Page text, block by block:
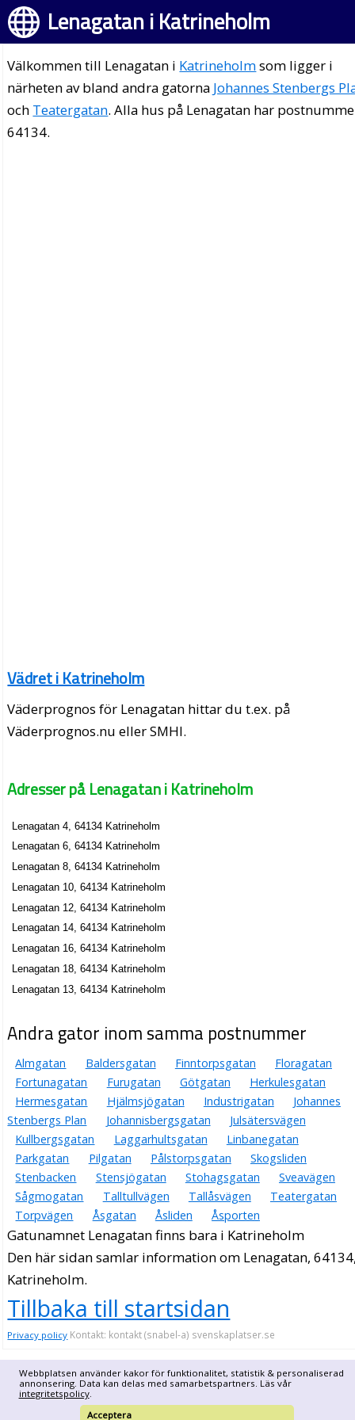
Webbplatsen använder kakor för funktionalitet, statistik & personaliserad
annonsering. Data kan delas med samarbetspartners. Läs vår
integritetspolicy.
Acceptera
Lenagatan i Katrineholm
Välkommen till Lenagatan i Katrineholmsom ligger i
närheten av bland andra gatorna Johannes Stenbergs
och Teatergatan. Alla hus på Lenagatan har
64134.
Vädret i Katrineholm
Väderprognos för Lenagatan hittar du t.ex. på
Väderprognos.nu eller SMHI.
Adresser på Lenagatan i Katrineholm
Lenagatan 4, 64134 Katrineholm
Lenagatan 6, 64134 Katrineholm
Lenagatan 8, 64134 Katrineholm
Lenagatan 10, 64134 Katrineholm
Lenagatan 12, 64134 Katrineholm
Lenagatan 14, 64134 Katrineholm
Lenagatan 16, 64134 Katrineholm
Lenagatan 18, 64134 Katrineholm
Lenagatan 13, 64134 Katrineholm
Andra gator inom samma postnummer
Almgatan Baldersgatan Finntorpsgatan
Floragatan
Fortunagatan
Furugatan Götgatan
Herkulesgatan
Hermesgatan
Hjälmsjögatan Industrigatan
Johannes
Stenbergs Plan
Johannisbergsgatan
Julsätersvägen
Kullbergsgatan
Laggarhultsgatan
Linbanegatan
Parkgatan
Pilgatan Pålstorpsgatan
Skogsliden
Stenbacken
Stensjögatan Stohagsgatan
Sveavägen
Sågmogatan
Talltullvägen Tallåsvägen
Teatergatan
Torpvägen
Åsgatan Åsliden Åsporten
Gatunamnet Lenagatan finns bara i Katrineholm
Den här sidan samlar information om Lenagatan,
Katrineholm.
Tillbaka till startsidan
Privacy policy Kontakt: kontakt (snabel-a) svenskaplatser.se